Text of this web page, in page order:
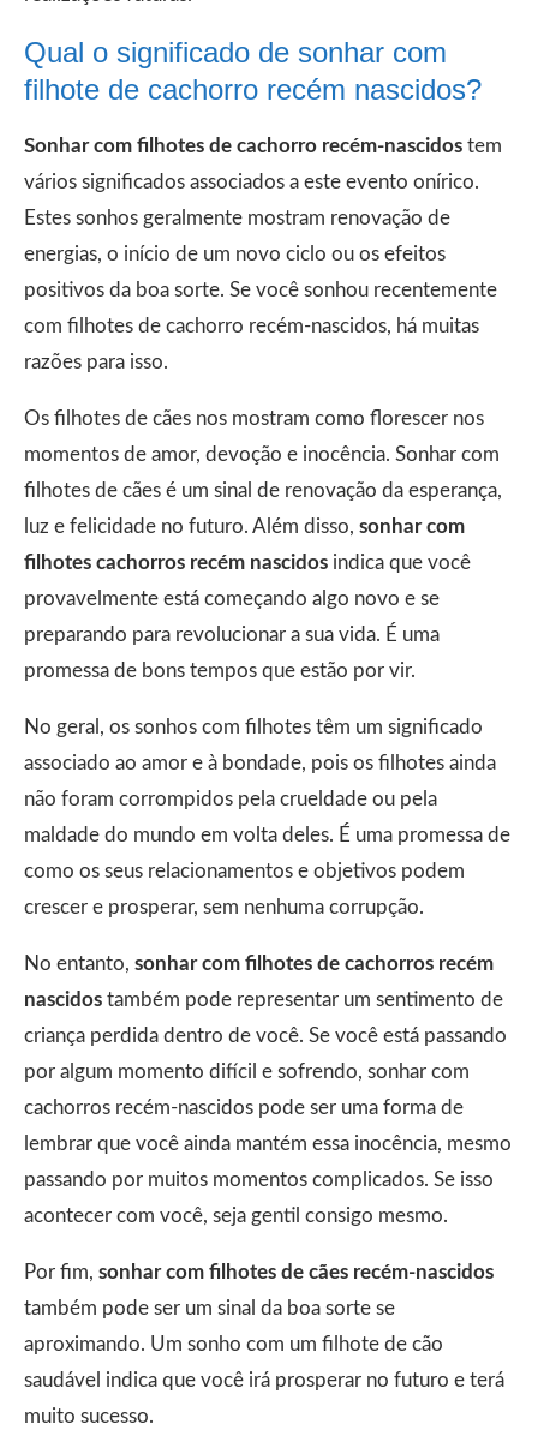
Qual o significado de sonhar com
filhote de cachorro recém nascidos?
Sonhar com filhotes de cachorro recém-nascidos tem
vários significados associados a este evento onírico.
Estes sonhos geralmente mostram renovação de
energias, o início de um novo ciclo ou os efeitos
positivos da boa sorte. Se você sonhou recentemente
com filhotes de cachorro recém-nascidos, há muitas
razões para isso.
Os filhotes de cães nos mostram como florescer nos
momentos de amor, devoção e inocência. Sonhar com
filhotes de cães é um sinal de renovação da esperança,
luz e felicidade no futuro. Além disso, sonhar com
filhotes cachorros recém nascidos indica que você
provavelmente está começando algo novo e se
preparando para revolucionar a sua vida. É uma
promessa de bons tempos que estão por vir.
No geral, os sonhos com filhotes têm um significado
associado ao amor e à bondade, pois os filhotes ainda
não foram corrompidos pela crueldade ou pela
maldade do mundo em volta deles. É uma promessa de
como os seus relacionamentos e objetivos podem
crescer e prosperar, sem nenhuma corrupção.
No entanto, sonhar com filhotes de cachorros recém
nascidos também pode representar um sentimento de
criança perdida dentro de você. Se você está passando
por algum momento difícil e sofrendo, sonhar com
cachorros recém-nascidos pode ser uma forma de
lembrar que você ainda mantém essa inocência, mesmo
passando por muitos momentos complicados. Se isso
acontecer com você, seja gentil consigo mesmo.
Por fim, sonhar com filhotes de cães recém-nascidos
também pode ser um sinal da boa sorte se
aproximando. Um sonho com um filhote de cão
saudável indica que você irá prosperar no futuro e terá
muito sucesso.